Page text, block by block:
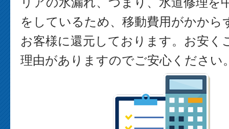
をしているため、移動費用がかから
お客様に還元しております。お安く
理由がありますのでご安心ください